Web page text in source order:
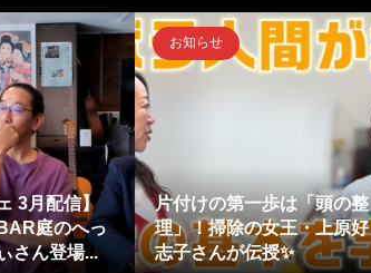
3月配信】
庭のへっ
さん登場...
お知らせ
片付けの第一歩は「頭の整
理」！掃除の女王・上原好
志子さんが伝授✨